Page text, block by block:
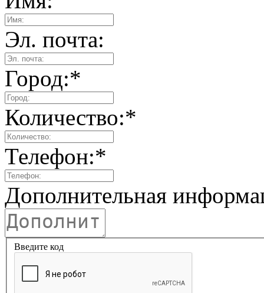
Эл. почта:
Город:*
Количество:*
Телефон:*
Дополнительная
Введите код